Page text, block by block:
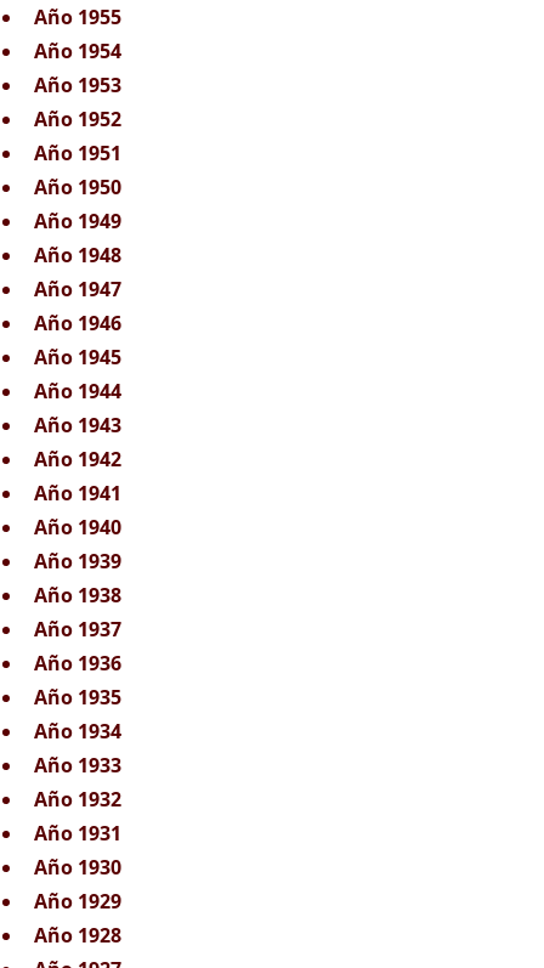
Año 1955
Año 1954
Año 1953
Año 1952
Año 1951
Año 1950
Año 1949
Año 1948
Año 1947
Año 1946
Año 1945
Año 1944
Año 1943
Año 1942
Año 1941
Año 1940
Año 1939
Año 1938
Año 1937
Año 1936
Año 1935
Año 1934
Año 1933
Año 1932
Año 1931
Año 1930
Año 1929
Año 1928